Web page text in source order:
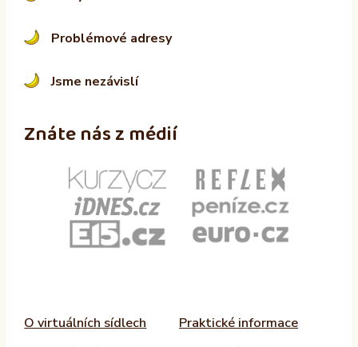
Problémové adresy
Jsme nezávislí
Znáte nás z médií
O virtuálních sídlech
Praktické informace